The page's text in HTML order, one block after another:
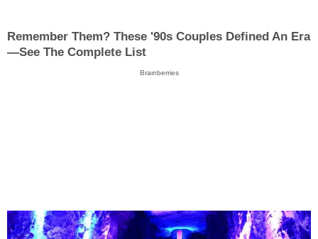
Remember Them? These '90s Couples Defined An Era
—See The Complete List
Brainberries